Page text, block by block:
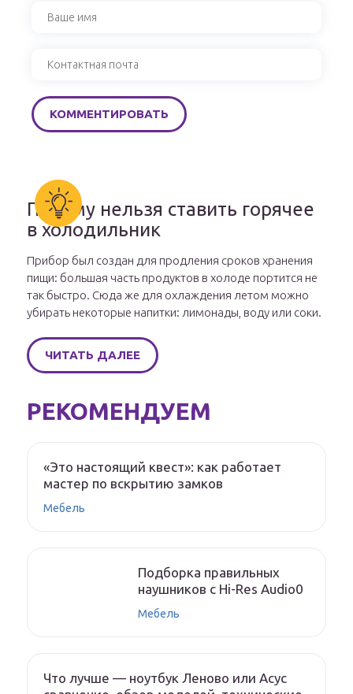
Почему нельзя ставить горячее
в холодильник
Прибор был создан для продления сроков хранения
пищи: большая часть продуктов в холоде портится не
так быстро. Сюда же для охлаждения летом можно
убирать некоторые напитки: лимонады, воду или соки.
ЧИТАТЬ ДАЛЕЕ
РЕКОМЕНДУЕМ
«Это настоящий квест»: как работает
мастер по вскрытию замков
Мебель
Подборка правильных
наушников с Hi-Res Audio0
Мебель
Что лучше — ноутбук Леново или Асус